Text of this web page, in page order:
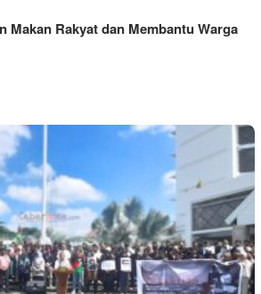
Makan Rakyat dan Membantu Warga